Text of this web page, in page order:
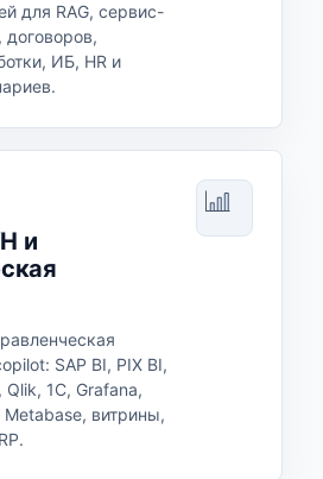
для RAG, сервис-
договоров,
ИБ, HR и
и
SAP BI, PIX BI,
Qlik, 1С, Grafana,
витрины,